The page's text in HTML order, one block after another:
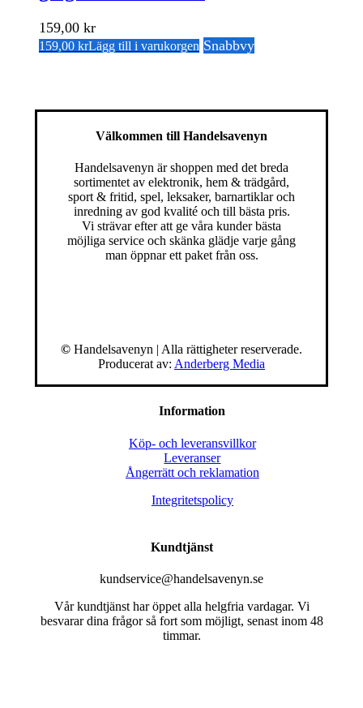
159,00 kr
159,00 krLägg till i varukorgen Snabbvy
Välkommen till Handelsavenyn
Handelsavenyn är shoppen med det breda
sortimentet av elektronik, hem & trädgård,
sport & fritid, spel, leksaker, barnartiklar och
inredning av god kvalité och till bästa pris.
Vi strävar efter att ge våra kunder bästa
möjliga service och skänka glädje varje gång
man öppnar ett paket från oss.
© Handelsavenyn | Alla rättigheter reserverade.
Producerat av: Anderberg Media
Information
Köp- och leveransvillkor
Leveranser
Ångerrätt och reklamation
Integritetspolicy
Kundtjänst
kundservice@handelsavenyn.se
Vår kundtjänst har öppet alla helgfria vardagar. Vi
besvarar dina frågor så fort som möjligt, senast inom 48
timmar.